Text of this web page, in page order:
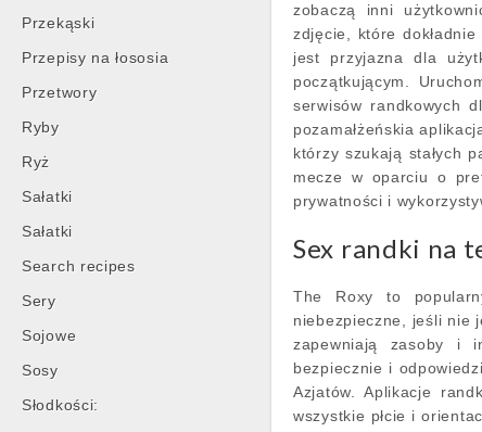
Przekąski
Przepisy na łososia
Przetwory
Ryby
Ryż
Sałatki
Sałatki
Search recipes
Sery
Sojowe
Sosy
Słodkości:
zobaczą inni
zdjęcie, które
jest przyjazna dla
początkującym.
serwisów randkowych
pozamałżeńskia
którzy szukają stałych
mecze w oparciu o
prywatności i
Sex randki na
The Roxy to
niebezpieczne, jeśli nie
zapewniają zasoby i
bezpiecznie i
Azjatów. Aplikacje
wszystkie płcie i